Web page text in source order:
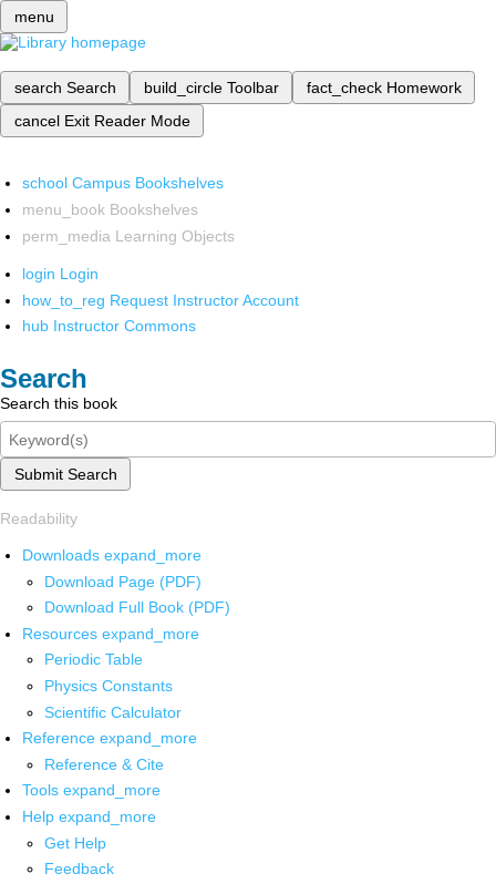
menu
search Search build_circle Toolbar fact_check Homework
cancel Exit Reader Mode
school Campus Bookshelves
menu_book Bookshelves
perm_media Learning Objects
login Login
how_to_reg Request Instructor Account
hub Instructor Commons
Search
Search this book
Submit Search
Readability
Downloads expand_more
Download Page (PDF)
Download Full Book (PDF)
Resources expand_more
Periodic Table
Physics Constants
Scientific Calculator
Reference expand_more
Reference & Cite
Tools expand_more
Help expand_more
Get Help
Feedback